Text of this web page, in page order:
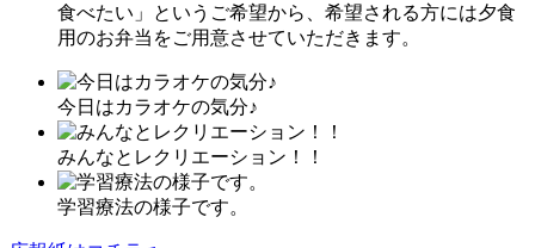
食べたい」というご希望から、希望される方には夕食
用のお弁当をご用意させていただきます。
今日はカラオケの気分♪
みんなとレクリエーション！！
学習療法の様子です。